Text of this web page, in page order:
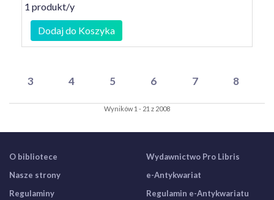
1 produkt/y
Dodaj do Koszyka
3 4 5 6 7 8
Wyników 1 - 21 z 2008
O bibliotece
Nasze strony
Regulaminy
Wydawnictwo Pro Libris
e-Antykwariat
Regulamin e-Antykwariatu